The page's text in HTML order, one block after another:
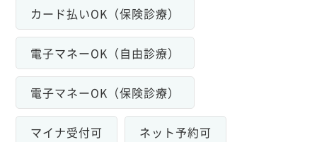
カード払いOK（保険診療）
電子マネーOK（自由診療）
電子マネーOK（保険診療）
マイナ受付可 ネット予約可